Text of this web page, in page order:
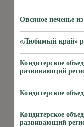
Овсяное печенье
«Любимый край»
Кондитерское
развивающий
Кондитерское
Кондитерское
развивающий